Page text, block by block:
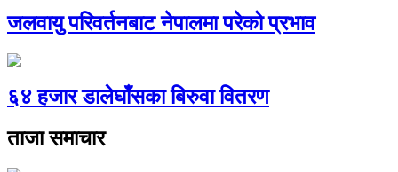
जलवायु परिवर्तनबाट नेपालमा परेको प्रभाव
६४ हजार डालेघाँसका बिरुवा वितरण
ताजा समाचार